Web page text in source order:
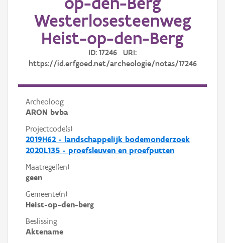
Westerlosesteenweg
Heist-op-den-Berg
ID: 17246 URI:
https://id.erfgoed.net/archeologie/notas/17246
Archeoloog
ARON bvba
Projectcode(s)
2019H62 - landschappelijk bodemonderzoek
2020L135 - proefsleuven en proefputten
Maatregel(en)
geen
Gemeente(n)
Heist-op-den-berg
Beslissing
Aktename